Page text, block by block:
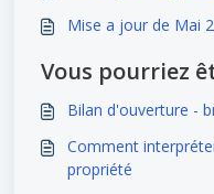
Mise a jour de Mai
Vous pourriez
Bilan d'ouverture -
Comment
propriété